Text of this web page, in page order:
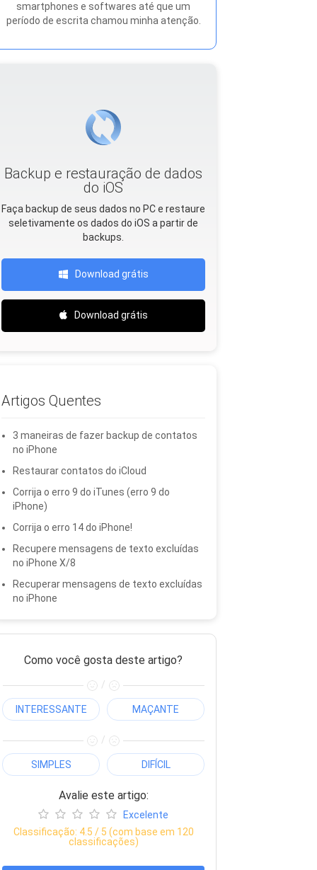
smartphones e softwares até que um
período de escrita chamou minha atenção.
Backup e restauração de dados
do iOS
Faça backup de seus dados no PC e restaure
seletivamente os dados do iOS a partir de
backups.
Download grátis
Download grátis
Artigos Quentes
3 maneiras de fazer backup de contatos
no iPhone
Restaurar contatos do iCloud
Corrija o erro 9 do iTunes (erro 9 do
iPhone)
Corrija o erro 14 do iPhone!
Recupere mensagens de texto excluídas
no iPhone X/8
Recuperar mensagens de texto excluídas
no iPhone
Como você gosta deste artigo?
/
INTERESSANTE MAÇANTE
/
SIMPLES DIFÍCIL
Avalie este artigo:
Excelente
Classificação: 4.5 / 5 (com base em 120
classificações)